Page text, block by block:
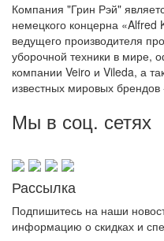
Компания "Грин Рэй"
немецкого концерна «Alfred
ведущего производителя
уборочной техники в мире,
компании Veiro и Vileda, а
известных мировых
Мы в соц. сетях
Рассылка
Подпишитесь на наши
информацию о скидках и